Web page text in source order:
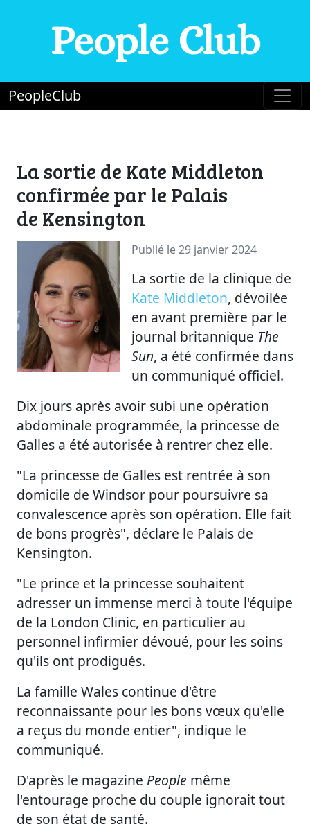
People Club
PeopleClub
La sortie de Kate Middleton
confirmée par le Palais
de Kensington
Publié le 29 janvier 2024
La sortie de la clinique de
Kate Middleton, dévoilée
en avant première par le
journal britannique The
Sun, a été confirmée dans
un communiqué officiel.
Dix jours après avoir subi une opération
abdominale programmée, la princesse de
Galles a été autorisée à rentrer chez elle.
"La princesse de Galles est rentrée à son
domicile de Windsor pour poursuivre sa
convalescence après son opération. Elle fait
de bons progrès", déclare le Palais de
Kensington.
"Le prince et la princesse souhaitent
adresser un immense merci à toute l'équipe
de la London Clinic, en particulier au
personnel infirmier dévoué, pour les soins
qu'ils ont prodigués.
La famille Wales continue d'être
reconnaissante pour les bons vœux qu'elle
a reçus du monde entier", indique le
communiqué.
D'après le magazine People même
l'entourage proche du couple ignorait tout
de son état de santé.